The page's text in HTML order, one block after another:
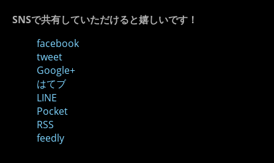
SNSで共有していただけると嬉しいです！
facebook
tweet
Google+
はてブ
LINE
Pocket
RSS
feedly